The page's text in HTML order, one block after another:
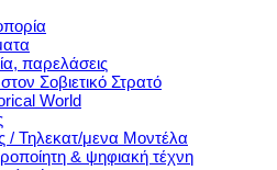
παρελάσεις
Σοβιετικό Στρατό
World
/ Τηλεκατ/μενα Μοντέλα
& ψηφιακή τέχνη